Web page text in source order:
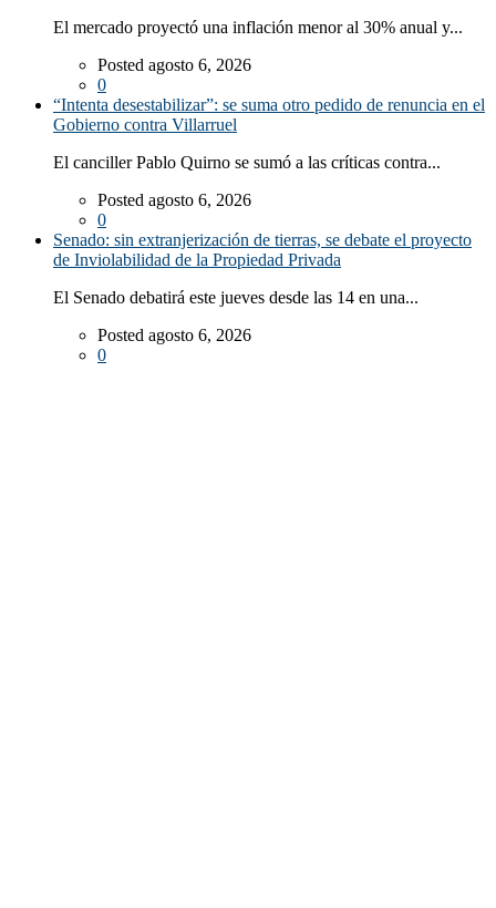
El mercado proyectó una inflación menor al 30% anual y...
Posted agosto 6, 2026
0
“Intenta desestabilizar”: se suma otro pedido de renuncia en el
Gobierno contra Villarruel
El canciller Pablo Quirno se sumó a las críticas contra...
Posted agosto 6, 2026
0
Senado: sin extranjerización de tierras, se debate el proyecto
de Inviolabilidad de la Propiedad Privada
El Senado debatirá este jueves desde las 14 en una...
Posted agosto 6, 2026
0